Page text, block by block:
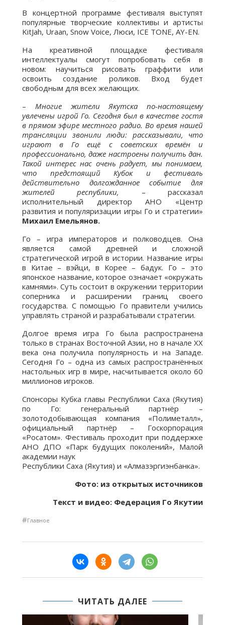
В концертной программе фестиваля выступят
популярные творческие коллективы и артисты
KitJah, Uraan, Snow Voice, Люси, ICE TONE, AY-EN.
На креативной площадке фестиваля
интеллектуалы смогут попробовать себя в
новом: научиться рисовать граффити или
освоить создание роликов. Вход будет
свободным для всех желающих.
– Многие жители Якутска по-настоящему
увлечены игрой Го. Сегодня был в качестве гостя
в прямом эфире местного радио. Во время нашей
трансляции звонили люди: рассказывали, что
играют в Го ещё с советских времён и
профессионально, даже настроены получить дан.
Такой интерес нас очень радует, мы понимаем,
что предстоящий Кубок и фестиваль
действительно долгожданное событие для
жителей республики,
– рассказал
исполнительный директор АНО «Центр
развития и популяризации игры Го и стратегии»
Михаил Емельянов.
Го – игра императоров и полководцев. Она
является самой древней и сложной
стратегической игрой в истории. Название игры
в Китае – вэйци, в Корее – бадук. Го – это
японское название, которое означает «окружать
камнями». Суть состоит в окружении территории
соперника и расширении границ своего
государства. С помощью Го правители учились
управлять страной и разрабатывали стратегии.
Долгое время игра Го была распространена
только в странах Восточной Азии, но в начале XX
века она получила популярность и на Западе.
Сегодня Го – одна из самых распространённых
настольных игр в мире, насчитывается около 60
миллионов игроков.
Спонсоры Кубка главы Республики Саха (Якутия)
по Го: генеральный партнёр –
золотодобывающая компания «Полиметалл»,
официальный партнёр – Госкорпорация
«Росатом». Фестиваль проходит при поддержке
АНО ДПО «Парк будущих поколений», Малой
академии наук
Республики Саха (Якутия) и «Алмазэргиэнбанка».
Фото: из открытых источников
Текст и видео: Федерация Го Якутии
#Главное
ЧИТАТЬ ДАЛЕЕ